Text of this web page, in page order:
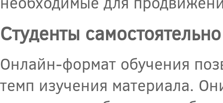
Студенты
Онлайн-формат обучения
темп изучения материала.